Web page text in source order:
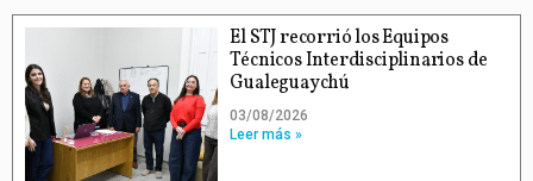
El STJ recorrió los Equipos
Técnicos Interdisciplinarios de
Gualeguaychú
03/08/2026
Leer más »